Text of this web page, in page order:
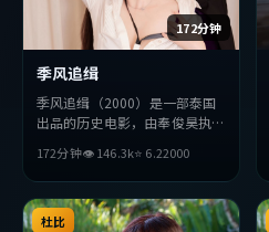
172分钟
季风追缉
季风追缉（2000）是一部泰国
出品的历史电影，由奉俊昊执
演。影片在叙事与视听上力求突
破，探讨人性与抉择，节奏张弛
有度，适合喜欢该类型的观众完
整观看。
172分钟👁146.3k⭐ 6.22000
杜比